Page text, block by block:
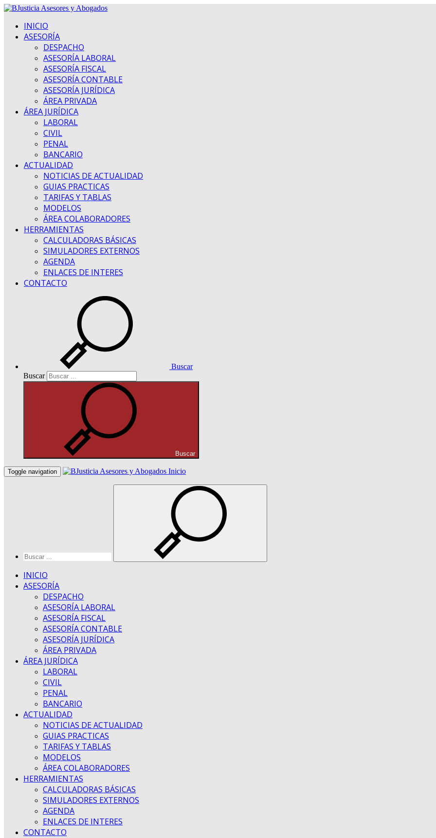
INICIO
ASESORÍA
DESPACHO
ASESORÍA LABORAL
ASESORÍA FISCAL
ASESORÍA CONTABLE
ASESORÍA JURÍDICA
ÁREA PRIVADA
ÁREA JURÍDICA
LABORAL
CIVIL
PENAL
BANCARIO
ACTUALIDAD
NOTICIAS DE ACTUALIDAD
GUIAS PRACTICAS
TARIFAS Y TABLAS
MODELOS
ÁREA COLABORADORES
HERRAMIENTAS
CALCULADORAS BÁSICAS
SIMULADORES EXTERNOS
AGENDA
ENLACES DE INTERES
CONTACTO
Buscar
Buscar
Buscar
Toggle navigation Inicio
INICIO
ASESORÍA
DESPACHO
ASESORÍA LABORAL
ASESORÍA FISCAL
ASESORÍA CONTABLE
ASESORÍA JURÍDICA
ÁREA PRIVADA
ÁREA JURÍDICA
LABORAL
CIVIL
PENAL
BANCARIO
ACTUALIDAD
NOTICIAS DE ACTUALIDAD
GUIAS PRACTICAS
TARIFAS Y TABLAS
MODELOS
ÁREA COLABORADORES
HERRAMIENTAS
CALCULADORAS BÁSICAS
SIMULADORES EXTERNOS
AGENDA
ENLACES DE INTERES
CONTACTO